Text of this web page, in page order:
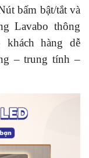
bấm bật/tắt và
Lavabo thông
khách hàng dễ
– trung tính –